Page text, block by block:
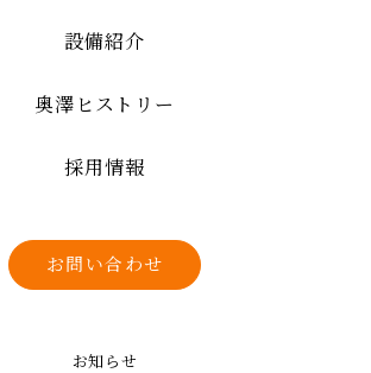
設備紹介
奥澤ヒストリー
採用情報
お問い合わせ
お知らせ